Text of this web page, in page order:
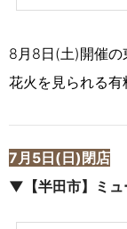
8月8日(土)開催の
花火を見られる有
7月5日(日)閉店
▼【半田市】ミュ